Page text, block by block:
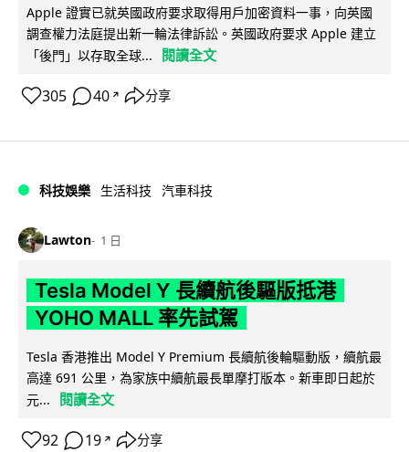
Apple 證實已就英國政府要求取得用戶加密資料一事，向英國
調查權力法庭提出新一輪法律訴訟。英國政府要求 Apple 建立
「後門」以存取全球...
閱讀全文
305 40 ↗ 分享
科技娛樂 生活科技 汽車科技
Lawton 1 日
Tesla Model Y 長續航後驅版抵港
YOHO MALL 率先試駕
Tesla 香港推出 Model Y Premium 長續航後輪驅動版，續航最
高達 691 公里，為家族中續航最長單摩打版本。新車即日起於
元...
閱讀全文
92 19 ↗ 分享